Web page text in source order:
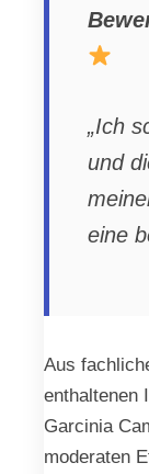
„Ich
und
eine
Aus
enthaltenen
Garcinia
moderaten